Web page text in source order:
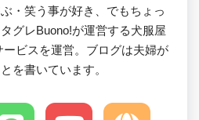
・笑う事が好き、でもちょっ
グレBuono!が運営する犬服屋
ビスを運営。ブログは夫婦が
を書いています。